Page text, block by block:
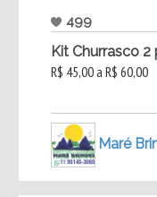
499
Kit Churrasco 2
R$ 45,00 a R$ 60,00
Maré